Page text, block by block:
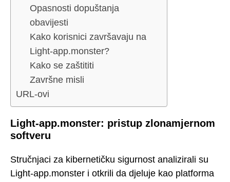
Opasnosti dopuštanja
obavijesti
Kako korisnici završavaju na
Light-app.monster?
Kako se zaštititi
Završne misli
URL-ovi
Light-app.monster: pristup zlonamjernom
softveru
Stručnjaci za kibernetičku sigurnost analizirali su
Light-app.monster i otkrili da djeluje kao platforma